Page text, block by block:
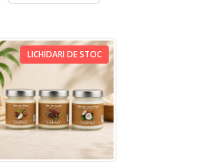
LICHIDARI DE STOC